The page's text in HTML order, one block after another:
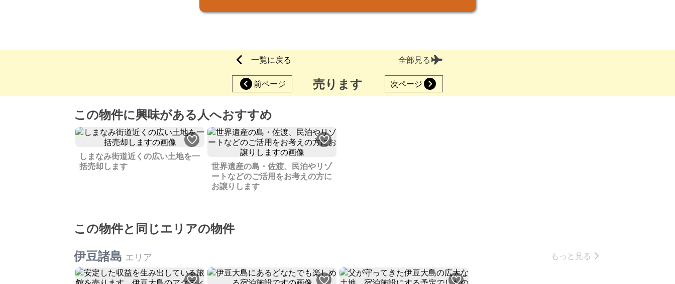
一覧に戻る 全部見る
前ページ 売ります 次ページ
この物件に興味がある人へおすすめ
しまなみ街道近くの広い土地を一
括売却します
世界遺産の島・佐渡、民泊やリゾ
ートなどのご活用をお考えの方に
お譲りします
この物件と同じエリアの物件
伊豆諸島 エリア もっと見る